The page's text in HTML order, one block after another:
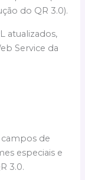
do QR 3.0).
atualizados,
Service da
de
especiais e
3.0.